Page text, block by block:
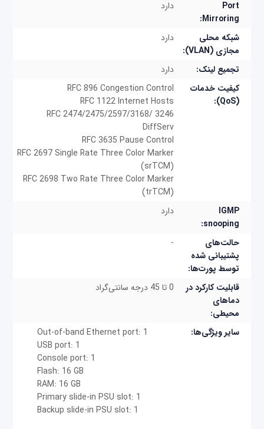
Port
Mirroring:
دارد
شبکه محلی
مجازی (VLAN):
دارد
تجمیع لینک:
دارد
کیفیت خدمات
(QoS):
RFC 896 Congestion Control
RFC 1122 Internet Hosts
RFC 2474/2475/2597/3168/ 3246
DiffServ
RFC 3635 Pause Control
RFC 2697 Single Rate Three Color Marker
(srTCM)
RFC 2698 Two Rate Three Color Marker
(trTCM)
IGMP
snooping:
دارد
حالت‌های
پشتیبانی شده
توسط پورت‌ها:
-
قابلیت کارکرد در
دماهای
محیطی:
0 تا 45 درجه سانتی‌گراد
سایر ویژگی‌ها:
Out-of-band Ethernet port: 1
USB port: 1
Console port: 1
Flash: 16 GB
RAM: 16 GB
Primary slide-in PSU slot: 1
Backup slide-in PSU slot: 1